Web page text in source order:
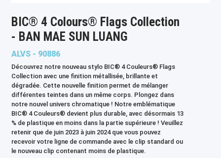
BIC® 4 Colours® Flags Collection
- BAN MAE SUN LUANG
ALVS - 90886
Découvrez notre nouveau stylo BIC® 4 Couleurs® Flags
Collection avec une finition métallisée, brillante et
dégradée. Cette nouvelle finition permet de mélanger
différentes teintes dans un même corps. Plongez dans
notre nouvel univers chromatique ! Notre emblématique
BIC® 4 Couleurs® devient plus durable, avec désormais 13
% de plastique en moins dans la partie supérieure ! Veuillez
retenir que de juin 2023 à juin 2024 que vous pouvez
recevoir votre ligne de commande avec le clip standard ou
le nouveau clip contenant moins de plastique.